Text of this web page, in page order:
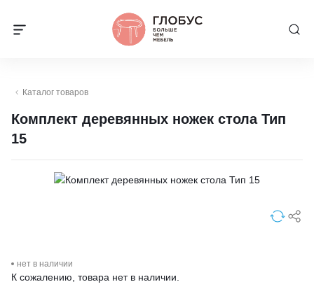
Каталог товаров
Комплект деревянных ножек стола Тип
15
нет в наличии
К сожалению, товара нет в наличии.